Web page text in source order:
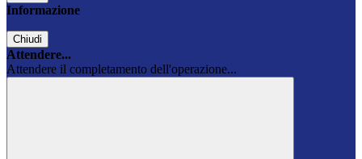
Informazione
Chiudi
Attendere...
Attendere il completamento dell'operazione...